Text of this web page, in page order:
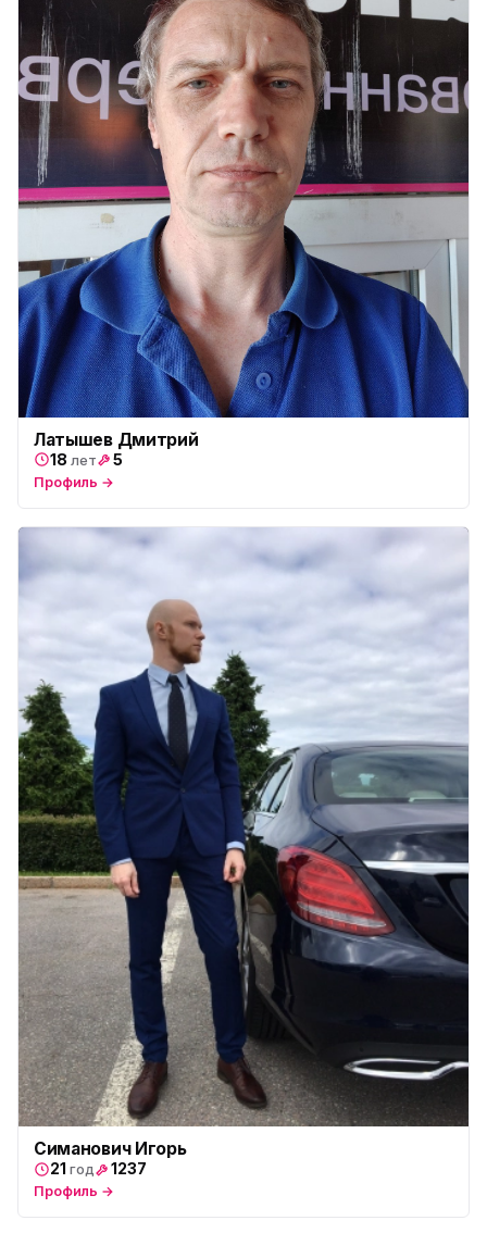
Латышев Дмитрий
18 лет 5
Профиль →
Симанович Игорь
21 год 1237
Профиль →